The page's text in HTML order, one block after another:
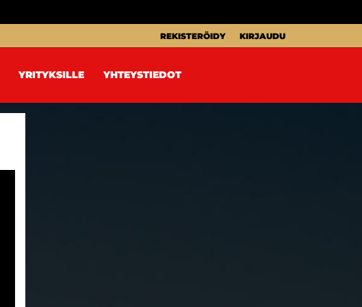
REKISTERÖIDY KIRJAUDU
YRITYKSILLE YHTEYSTIEDOT